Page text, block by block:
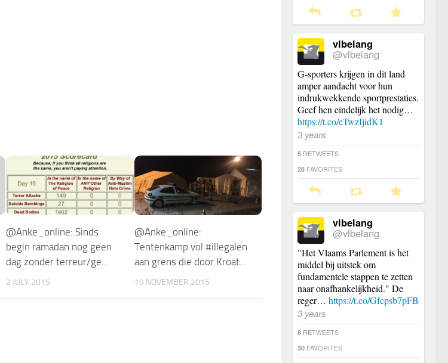
@Anke_online: Sinds
begin ramadan nog geen
dag zonder terreur/ge…
2 JULY 2015
@Anke_online:
Tentenkamp vol #illegalen
aan grens die door Kroat…
19 NOVEMBER 2015
vlbelang
@vlbelang
G-sporters krijgen in dit land
amper aandacht voor hun
indrukwekkende sportprestaties.
Geef hen eindelijk het nodig…
https://t.co/eTwzIjidK1
3 years
5 RETWEETS
28 FAVORITES
vlbelang
@vlbelang
"Het Vlaams Parlement is het
middel bij uitstek om
fundamentele stappen te zetten
naar onafhankelijkheid." De
reger… https://t.co/Gfcpsb7pFB
3 years
8 RETWEETS
30 FAVORITES